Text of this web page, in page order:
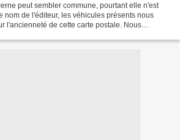
peut sembler commune, pourtant elle n'est
nom de l'éditeur, les véhicules présents nous
l'ancienneté de cette carte postale. Nous